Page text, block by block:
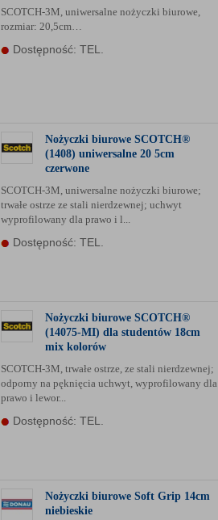
SCOTCH-3M, uniwersalne nożyczki biurowe,
rozmiar: 20,5cm…
Dostępność: TEL.
Nożyczki biurowe SCOTCH®
(1408) uniwersalne 20 5cm
czerwone
SCOTCH-3M, uniwersalne nożyczki biurowe;
trwałe ostrze ze stali nierdzewnej; uchwyt
wyprofilowany dla prawo i l...
Dostępność: TEL.
Nożyczki biurowe SCOTCH®
(14075-MI) dla studentów 18cm
mix kolorów
SCOTCH-3M, trwałe ostrze, ze stali nierdzewnej;
odporny na pęknięcia uchwyt, wyprofilowany dla
prawo i lewor...
Dostępność: TEL.
Nożyczki biurowe Soft Grip 14cm
niebieskie